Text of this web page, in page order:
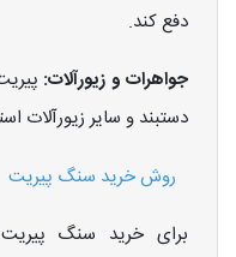
دفع کند.
جواهرات و زیورآلات:
دستبند و سایر زیورآلات
روش خرید سنگ پیریت
برای خرید سنگ